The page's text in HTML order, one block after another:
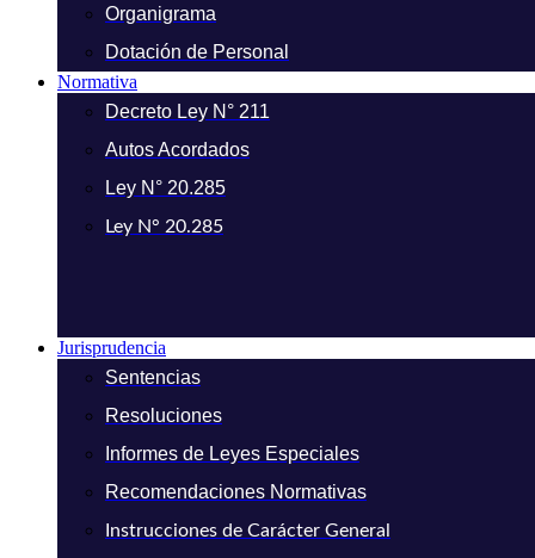
Organigrama
Dotación de Personal
Normativa
Decreto Ley N° 211
Autos Acordados
Ley N° 20.285
Ley N° 20.285
Jurisprudencia
Sentencias
Resoluciones
Informes de Leyes Especiales
Recomendaciones Normativas
Instrucciones de Carácter General